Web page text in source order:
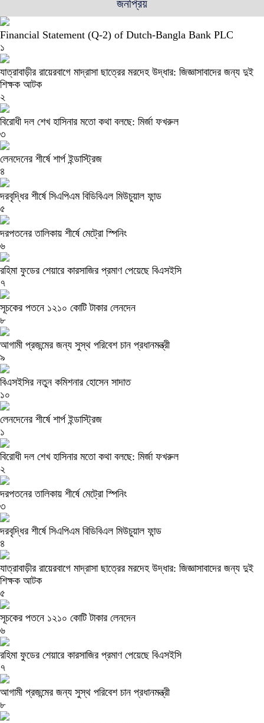
জনপ্রিয়
Financial Statement (Q-2) of Dutch-Bangla Bank PLC
১
যাত্রাবাড়ীর রায়েরবাগে মাদ্রাসা ছাত্রের মরদেহ উদ্ধার: জিজ্ঞাসাবাদের জন্য দুই
শিক্ষক আটক
২
বিরোধী দল শেখ হাসিনার মতো কথা বলছে: মির্জা ফখরুল
৩
লেনদেনের শীর্ষে শার্প ইন্ডাস্ট্রিজ
৪
দরবৃদ্ধির শীর্ষে সিএপিএম বিডিবিএল মিউচুয়াল ফান্ড
৫
দরপতনের তালিকায় শীর্ষে মেট্রো স্পিনিং
৬
রহিমা ফুডের শেয়ারে কারসাজির প্রমাণ পেয়েছে বিএসইসি
৭
সূচকের পতনে ১২১০ কোটি টাকার লেনদেন
৮
আগামী প্রজন্মের জন্য সুস্থ পরিবেশ চান প্রধানমন্ত্রী
৯
বিএসইসির নতুন কমিশনার হোসেন সাদাত
১০
লেনদেনের শীর্ষে শার্প ইন্ডাস্ট্রিজ
১
বিরোধী দল শেখ হাসিনার মতো কথা বলছে: মির্জা ফখরুল
২
দরপতনের তালিকায় শীর্ষে মেট্রো স্পিনিং
৩
দরবৃদ্ধির শীর্ষে সিএপিএম বিডিবিএল মিউচুয়াল ফান্ড
৪
যাত্রাবাড়ীর রায়েরবাগে মাদ্রাসা ছাত্রের মরদেহ উদ্ধার: জিজ্ঞাসাবাদের জন্য দুই
শিক্ষক আটক
৫
সূচকের পতনে ১২১০ কোটি টাকার লেনদেন
৬
রহিমা ফুডের শেয়ারে কারসাজির প্রমাণ পেয়েছে বিএসইসি
৭
আগামী প্রজন্মের জন্য সুস্থ পরিবেশ চান প্রধানমন্ত্রী
৮